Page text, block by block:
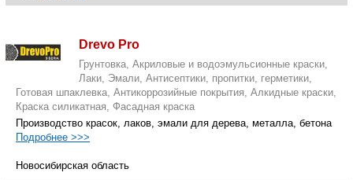
Drevo Pro
Грунтовка, Акриловые и водоэмульсионные краски,
Лаки, Эмали, Антисептики, пропитки, герметики,
Готовая шпаклевка, Антикоррозийные покрытия, Алкидные краски,
Краска силикатная, Фасадная краска
Производство красок, лаков, эмали для дерева, металла, бетона
Подробнее >>>
Новосибирская область